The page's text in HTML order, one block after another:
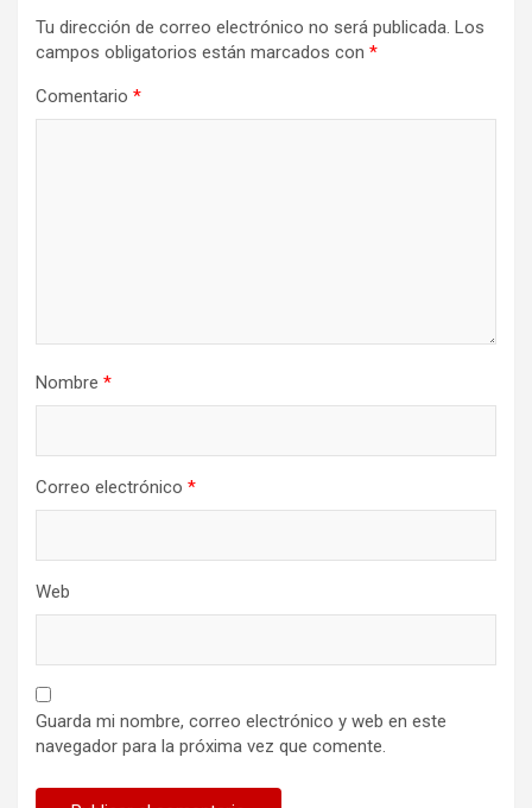
Tu dirección de correo electrónico no será publicada. Los
campos obligatorios están marcados con *
Comentario *
Nombre *
Correo electrónico *
Web
Guarda mi nombre, correo electrónico y web en este
navegador para la próxima vez que comente.